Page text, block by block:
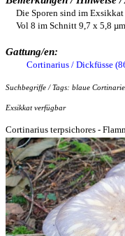
Die Sporen sind im Exsikkat
Vol 8 im Schnitt 9,7 x 5,8 µm
Gattung/en:
Cortinarius / Dickfüsse
Suchbegriffe / Tags: blaue
Exsikkat verfügbar
Cortinarius terpsichores -